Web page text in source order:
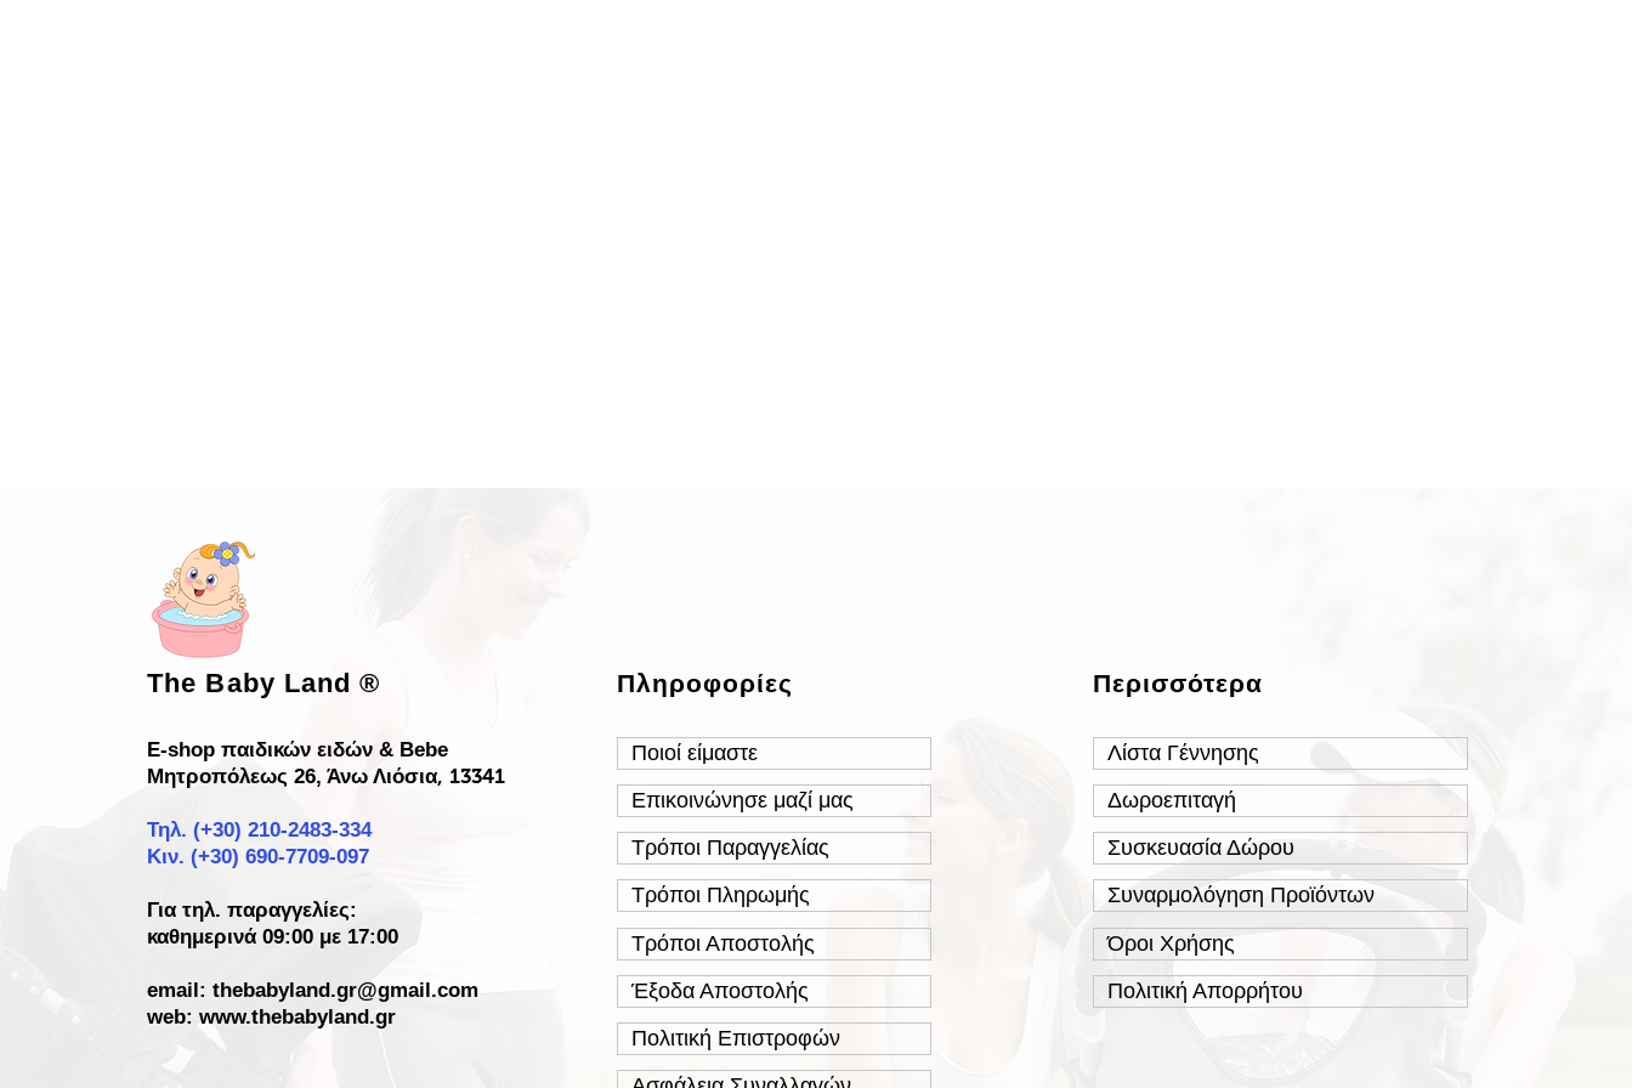
The Baby Land®
E-shop παιδικών ειδών & Bebe
Μητροπόλεως 26, Άνω Λιόσια, 13341
Τηλ. (+30)210-2483-334
Κιν. (+30) 690-7709-097
Για τηλ. παραγγελίες:
καθημερινά 09:00 με 17:00
email:thebabyland.gr@gmail.com
web: www.thebabyland.gr
Πληροφορίες
Ποιοί είμαστε
Επικοινώνησε μαζί μας
Τρόποι Παραγγελίας
Τρόποι Πληρωμής
Τρόποι Αποστολής
Έξοδα Αποστολής
Πολιτική Επιστροφών
Περισσότερα
Λίστα Γέννησης
Δωροεπιταγή
Συσκευασία Δώρου
Συναρμολόγηση Προϊόντων
Όροι Χρήσης
Πολιτική Απορρήτου